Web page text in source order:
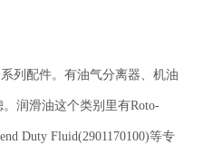
列配件。有油气分离器、机油
润滑油这个类别里有Roto-
Duty Fluid(2901170100)等专